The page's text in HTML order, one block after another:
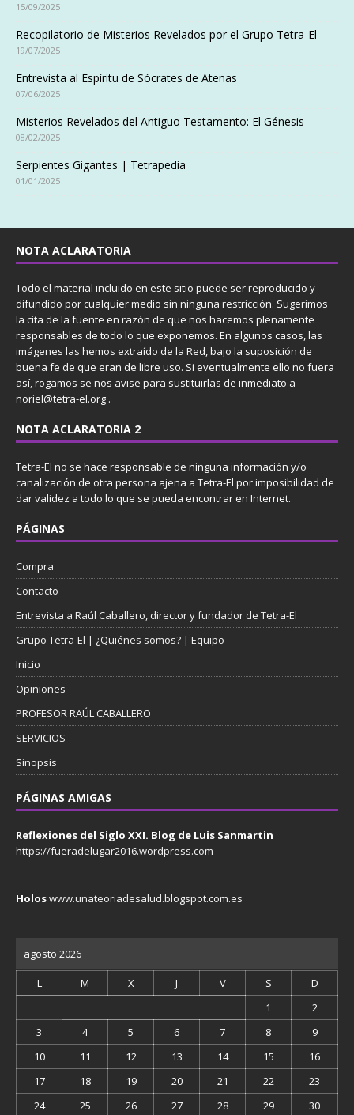
15/09/2025
Recopilatorio de Misterios Revelados por el Grupo Tetra-El
19/07/2025
Entrevista al Espíritu de Sócrates de Atenas
07/06/2025
Misterios Revelados del Antiguo Testamento: El Génesis
08/02/2025
Serpientes Gigantes | Tetrapedia
01/01/2025
NOTA ACLARATORIA
Todo el material incluido en este sitio puede ser reproducido y
difundido por cualquier medio sin ninguna restricción. Sugerimos
la cita de la fuente en razón de que nos hacemos plenamente
responsables de todo lo que exponemos. En algunos casos, las
imágenes las hemos extraído de la Red, bajo la suposición de
buena fe de que eran de libre uso. Si eventualmente ello no fuera
así, rogamos se nos avise para sustituirlas de inmediato a
noriel@tetra-el.org .
NOTA ACLARATORIA 2
Tetra-El no se hace responsable de ninguna información y/o
canalización de otra persona ajena a Tetra-El por imposibilidad de
dar validez a todo lo que se pueda encontrar en Internet.
PÁGINAS
Compra
Contacto
Entrevista a Raúl Caballero, director y fundador de Tetra-El
Grupo Tetra-El | ¿Quiénes somos? | Equipo
Inicio
Opiniones
PROFESOR RAÚL CABALLERO
SERVICIOS
Sinopsis
PÁGINAS AMIGAS
Reflexiones del Siglo XXI. Blog de Luis Sanmartin
https://fueradelugar2016.wordpress.com
Holoswww.unateoriadesalud.blogspot.com.es
agosto 2026
L M X J V S
D
1
2
3
4 5 6 7 8
9
10
11 12 13 14 15
16
17
18 19 20 21 22
23
24
25 26 27 28 29 30